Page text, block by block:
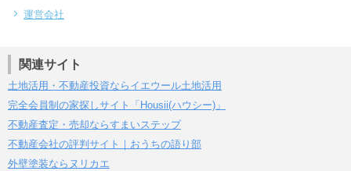
運営会社
関連サイト
土地活用・不動産投資ならイエウール土地活用
完全会員制の家探しサイト「Housii(ハウシー)」
不動産査定・売却ならすまいステップ
不動産会社の評判サイト｜おうちの語り部
外壁塗装ならヌリカエ